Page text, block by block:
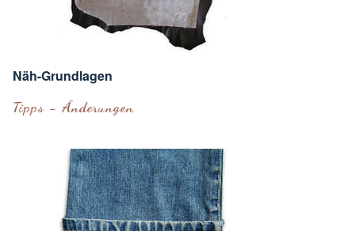
Näh-Grundlagen
Tipps - Änderungen